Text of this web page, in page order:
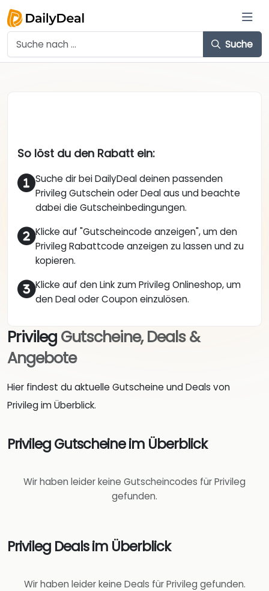
Suche
So löst du den Rabatt ein:
Suche dir bei DailyDeal deinen passenden
Privileg Gutschein oder Deal aus und beachte
dabei die Gutscheinbedingungen.
Klicke auf "Gutscheincode anzeigen", um den
Privileg Rabattcode anzeigen zu lassen und zu
kopieren.
Klicke auf den Link zum Privileg Onlineshop, um
den Deal oder Coupon einzulösen.
Privileg Gutscheine, Deals &
Angebote
Hier findest du aktuelle Gutscheine und Deals von
Privileg im Überblick.
Privileg Gutscheine im Überblick
Wir haben leider keine Gutscheincodes für Privileg
gefunden.
Privileg Deals im Überblick
Wir haben leider keine Deals für Privileg gefunden.